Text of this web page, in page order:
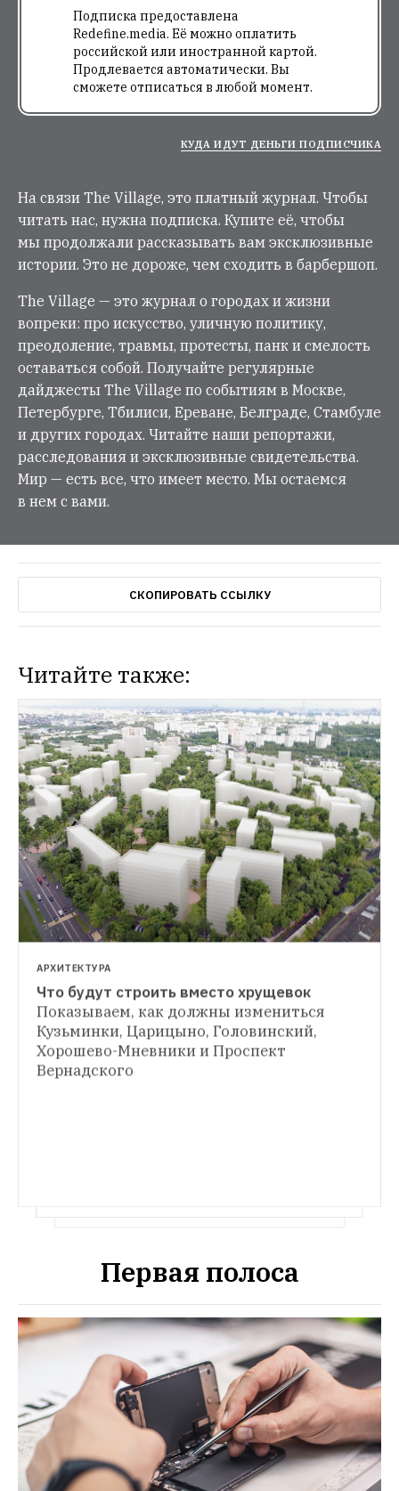
Подписка предоставлена
Redefine.media. Её можно оплатить
российской или иностранной картой.
Продлевается автоматически. Вы
сможете отписаться в любой момент.
КУДА ИДУТ ДЕНЬГИ ПОДПИСЧИКА
На связи The Village, это платный журнал. Чтобы
читать нас, нужна подписка. Купите её, чтобы
мы продолжали рассказывать вам эксклюзивные
истории. Это не дороже, чем сходить в барбершоп.
The Village — это журнал о городах и жизни
вопреки: про искусство, уличную политику,
преодоление, травмы, протесты, панк и смелость
оставаться собой. Получайте регулярные
дайджесты The Village по событиям в Москве,
Петербурге, Тбилиси, Ереване, Белграде, Стамбуле
и других городах. Читайте наши репортажи,
расследования и эксклюзивные свидетельства.
Мир — есть все, что имеет место. Мы остаемся
в нем с вами.
СКОПИРОВАТЬ ССЫЛКУ
Читайте также:
ГДЕ ТЫ ЖИВЁШЬ
«Я живу в надстроенной хрущевке»
Архитектор перестроенной пятиэтажки
АРХИТЕКТУРА
«Набито панельное брюхо»: Как спасти
хрущевкиПетербургские архитекторы
разработали проект развития
«панельного пояса» — без расселения
АРХИТЕКТУРА
Что будут строить вместо хрущевок
Показываем, как должны измениться
Кузьминки, Царицыно, Головинский,
Хорошево-Мневники и Проспект
Первая полоса